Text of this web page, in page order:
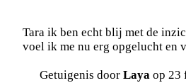
Tara ik ben echt blij met de
voel ik me nu erg opgelucht en
Getuigenis door Laya op 23